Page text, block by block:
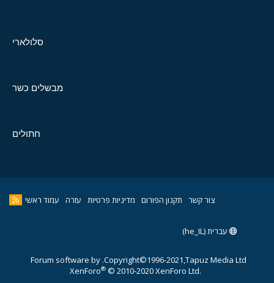
סלולארי
מבשלים כשר
חתולים
צור קשר תקנון הפורום מדיניות פרטיות עזרה עמוד ראשי
עברית (he_IL)
Copyright©1996-2021,Tapuz Media Ltd.
Forum software by
XenForo® © 2010-2020 XenForo Ltd.